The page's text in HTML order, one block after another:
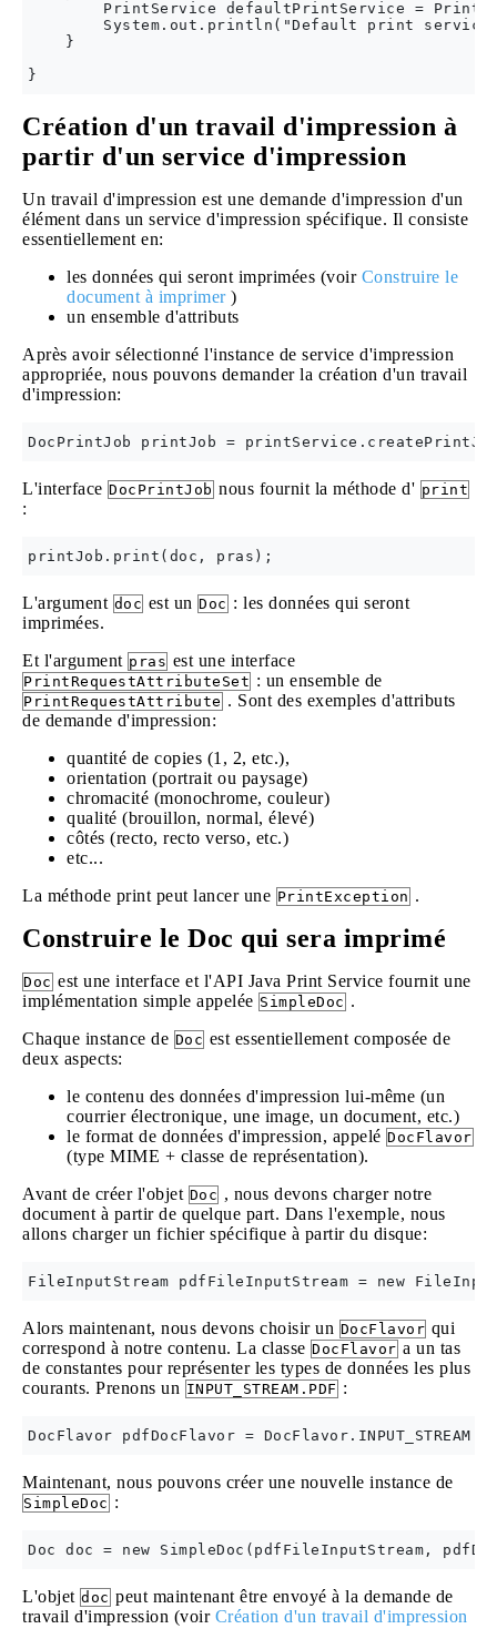
PrintService defaultPrintService =
System.out.println("Default print
    }
Création d'un travail d'impression à
partir d'un service d'impression
Un travail d'impression est une demande d'impression d'un
élément dans un service d'impression spécifique. Il consiste
essentiellement en:
les données qui seront imprimées (voir Construire le
document à imprimer)
un ensemble d'attributs
Après avoir sélectionné l'instance de service d'impression
appropriée, nous pouvons demander la création d'un travail
d'impression:
L'interface DocPrintJob nous fournit la méthode d' print
:
L'argument doc est un Doc : les données qui seront
imprimées.
Et l'argument pras est une interface
PrintRequestAttributeSet : un ensemble de
PrintRequestAttribute . Sont des exemples d'attributs
de demande d'impression:
quantité de copies (1, 2, etc.),
orientation (portrait ou paysage)
chromacité (monochrome, couleur)
qualité (brouillon, normal, élevé)
côtés (recto, recto verso, etc.)
etc...
La méthode print peut lancer une PrintException .
Construire le Doc qui sera imprimé
Doc est une interface et l'API Java Print Service fournit une
implémentation simple appelée SimpleDoc .
Chaque instance de Doc est essentiellement composée de
deux aspects:
le contenu des données d'impression lui-même (un
courrier électronique, une image, un document, etc.)
le format de données d'impression, appelé DocFlavor
(type MIME + classe de représentation).
Avant de créer l'objet Doc , nous devons charger notre
document à partir de quelque part. Dans l'exemple, nous
allons charger un fichier spécifique à partir du disque:
Alors maintenant, nous devons choisir un DocFlavor qui
correspond à notre contenu. La classe DocFlavor a un tas
de constantes pour représenter les types de données les plus
courants. Prenons un INPUT_STREAM.PDF :
Maintenant, nous pouvons créer une nouvelle instance de
SimpleDoc :
L'objet doc peut maintenant être envoyé à la demande de
travail d'impression (voir Création d'un travail d'impression